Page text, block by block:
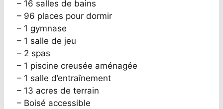
– 16 salles de bains
– 96 places pour dormir
– 1 gymnase
– 1 salle de jeu
– 2 spas
– 1 piscine creusée aménagée
– 1 salle d’entraînement
– 13 acres de terrain
– Boisé accessible